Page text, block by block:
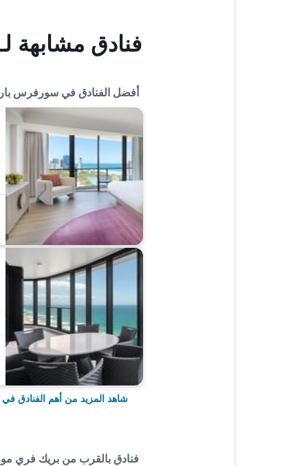
فنادق مشابهة
أفضل الفنادق في سورفرس
شاهد المزيد من أهم الفنادق
فنادق بالقرب من بريك فري